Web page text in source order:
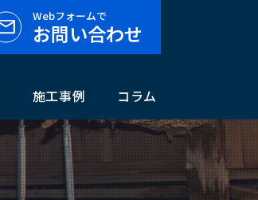
施工事例 コラム
Webフォームで
お問い合わせ